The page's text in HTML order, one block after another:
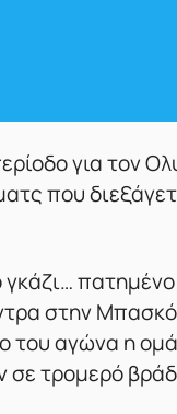
για τον
που
στην
του αγώνα η
σε τρομερό